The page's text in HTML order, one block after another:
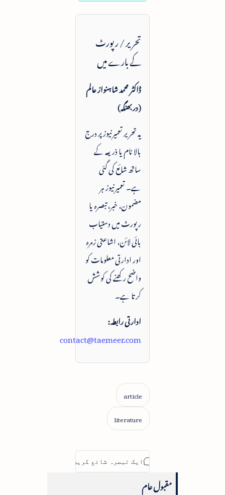
تحریر / رپورٹ
کے بارے میں
ڈاکٹر محمد شاہنواز عالم
(دربھنگہ)
یہ تحریر تعمیرنیوز پر درج
بالا نام یا ذریعہ کے
ساتھ شائع کی گئی
ہے۔ تعمیرنیوز ہر
مضمون، خبر، تبصرہ یا
رپورٹ میں دستیاب
بائی لائن، اشاعتی زمرہ
اور ادارتی معلومات کو
واضح رکھنے کی کوشش
کرتا ہے۔
ادارتی رابطہ:
contact@taemeer.com
مقبول عام